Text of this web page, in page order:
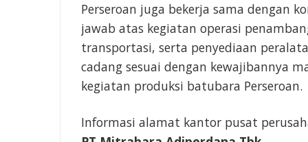
Perseroan juga bekerja sama dengan
jawab atas kegiatan operasi
transportasi, serta penyediaan
cadang sesuai dengan kewajibannya
kegiatan produksi batubara Perseroan.
Informasi alamat kantor pusat